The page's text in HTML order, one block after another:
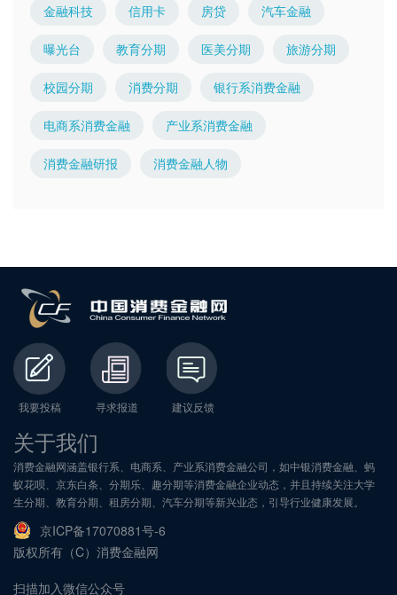
金融科技 信用卡 房贷 汽车金融
曝光台 教育分期 医美分期 旅游分期
校园分期 消费分期 银行系消费金融
电商系消费金融 产业系消费金融
消费金融研报 消费金融人物
我要投稿 寻求报道 建议反馈
关于我们
消费金融网涵盖银行系、电商系、产业系消费金融公司，如中银消费金融、蚂
蚁花呗、京东白条、分期乐、趣分期等消费金融企业动态，并且持续关注大学
生分期、教育分期、租房分期、汽车分期等新兴业态，引导行业健康发展。
京ICP备17070881号-6
版权所有（C）消费金融网
扫描加入微信公众号